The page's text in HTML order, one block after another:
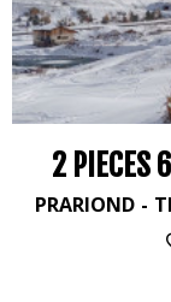
2 PIECES
PRARIOND